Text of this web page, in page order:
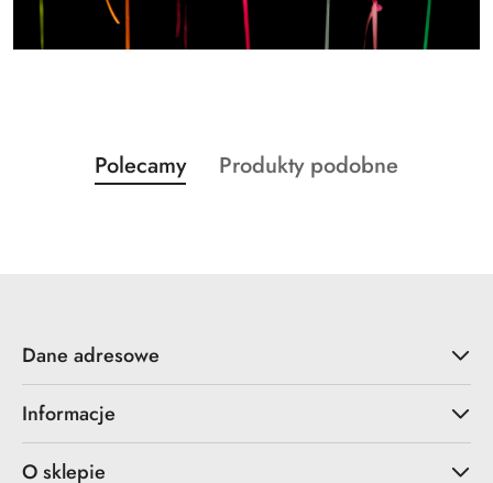
Pomiń karuzelę produktów
Produkty
o
Polecamy
Produkty
Produkty podobne
Dane adresowe
Informacje
O sklepie